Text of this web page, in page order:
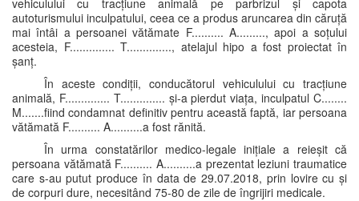
vehiculului cu tracțiune animală pe parbrizul și capota
autoturismului inculpatului, ceea ce a produs aruncarea din căruță
mai întâi a persoanei vătămate F.......... A........., apoi a soțului
acesteia, F.............. T.............., atelajul hipo a fost proiectat în
șanț.
În aceste condiții, conducătorul vehiculului cu tracțiune
animală, F.............. T.............. și-a pierdut viața, inculpatul C........
M.......fiind condamnat definitiv pentru această faptă, iar persoana
vătămată F.......... A..........a fost rănită.
În urma constatărilor medico-legale inițiale a reieșit că
persoana vătămată F.......... A..........a prezentat leziuni traumatice
care s-au putut produce în data de 29.07.2018, prin lovire cu și
de corpuri dure, necesitând 75-80 de zile de îngrijiri medicale.